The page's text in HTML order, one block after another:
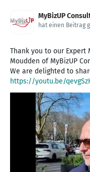
MyBizUP
hat einen Beitrag
Thank you to our Expert
Moudden of MyBizUP
https://youtu.be/